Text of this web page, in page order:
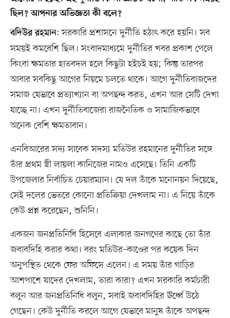
ছিল? আপনার অভিজ্ঞতা কী বলে?
বদিউর রহমান: সরকারি প্রশাসনে দুর্নীতি হঠাৎ করে হয়নি। সব
সময়ই কমবেশি ছিল। সংবাদমাধ্যমে দুর্নীতির খবর প্রকাশ পেলে
কিংবা ক্ষমতার হাতবদল হলে কিছুটা হইচই হয়; কিন্তু তারপর
আবার সবকিছু আগের নিয়মে চলতে থাকে। আগে দুর্নীতিবাজদের
সমাজ যেভাবে প্রত্যাখ্যান বা অপছন্দ করত, এখন আর সেটি দেখা
যাচ্ছে না। এখন দুর্নীতিবাজেরা রাজনৈতিক ও সামাজিকভাবে
অনেক বেশি ক্ষমতাবান।
এনবিআরের সদ্য সাবেক সদস্য মতিউর রহমানের দুর্নীতির সঙ্গে
তাঁর প্রথম স্ত্রী লায়লা কানিজের নামও এসেছে। তিনি একটি
উপজেলার নির্বাচিত চেয়ারম্যান। যে দল তাঁকে মনোনয়ন দিয়েছে,
সেই দলের ভেতরে কোনো প্রতিক্রিয়া দেখলাম না। এ নিয়ে তাঁকে
কেউ প্রশ্ন করেছেন, শুনিনি।
একজন জনপ্রতিনিধি হিসেবে এলাকার জনগণের কাছে তো তাঁর
জবাবদিহি করার কথা। বরং মতিউর–কাণ্ডের পর কয়েক দিন
অনুপস্থিত থেকে ফের অফিসে এলেন। এ সময় তাঁর গাড়ির
আশপাশে যাদের দেখলাম, তারা কারা? এখন সরকারি কর্মচারী
বলুন আর জনপ্রতিনিধি বলুন, সবাই জবাবদিহির ঊর্ধ্বে উঠে
গেছেন। কেউ দুর্নীতি করলে আগে যেভাবে মানুষ তাঁকে অপছন্দ